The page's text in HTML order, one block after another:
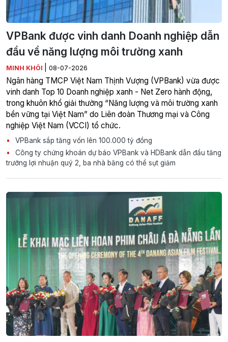
VPBank được vinh danh Doanh nghiệp dẫn
đầu về năng lượng môi trường xanh
MINH KHÔI 08-07-2026
Ngân hàng TMCP Việt Nam Thịnh Vượng (VPBank) vừa được
vinh danh Top 10 Doanh nghiệp xanh - Net Zero hành động,
trong khuôn khổ giải thưởng “Năng lượng và môi trường xanh
bền vững tại Việt Nam” do Liên đoàn Thương mại và Công
nghiệp Việt Nam (VCCI) tổ chức.
VPBank sắp tăng vốn lên 100.000 tỷ đồng
Công ty chứng khoán dự báo VPBank và HDBank dẫn đầu tăng
trưởng lợi nhuận quý 2, ba nhà băng có thể sụt giảm